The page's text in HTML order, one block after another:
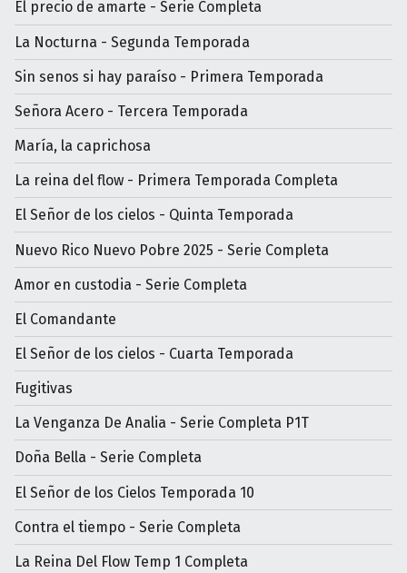
El precio de amarte - Serie Completa
La Nocturna - Segunda Temporada
Sin senos si hay paraíso - Primera Temporada
Señora Acero - Tercera Temporada
María, la caprichosa
La reina del flow - Primera Temporada Completa
El Señor de los cielos - Quinta Temporada
Nuevo Rico Nuevo Pobre 2025 - Serie Completa
Amor en custodia - Serie Completa
El Comandante
El Señor de los cielos - Cuarta Temporada
Fugitivas
La Venganza De Analia - Serie Completa P1T
Doña Bella - Serie Completa
El Señor de los Cielos Temporada 10
Contra el tiempo - Serie Completa
La Reina Del Flow Temp 1 Completa